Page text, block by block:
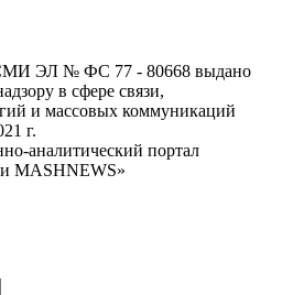
ЭЛ № ФС 77 - 80668 выдано
в сфере связи,
и массовых коммуникаций
г.
аналитический портал
MASHNEWS»